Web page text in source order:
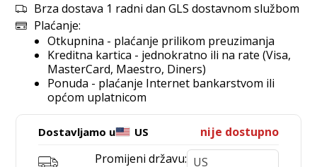
Brza dostava 1 radni dan GLS dostavnom službom
Plaćanje:
Otkupnina - plaćanje prilikom preuzimanja
Kreditna kartica - jednokratno ili na rate (Visa,
MasterCard, Maestro, Diners)
Ponuda - plaćanje Internet bankarstvom ili
općom uplatnicom
Dostavljamo u US
nije dostupno
Promijeni državu: